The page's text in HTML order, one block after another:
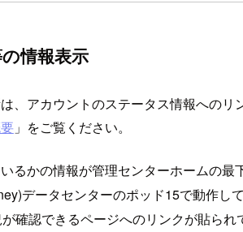
情報表示
、アカウントのステータス情報への
」をご覧ください。
るかの情報が管理センターホームの最
データセンターのポッド15で動作し
確認できるページへのリンクが貼られ